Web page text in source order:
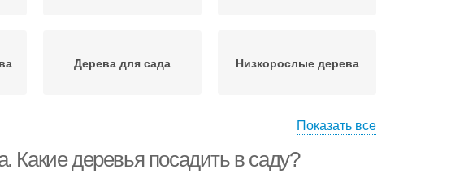
Дерева для сада Низкорослые дерева
Показать все
деревья посадить в саду?